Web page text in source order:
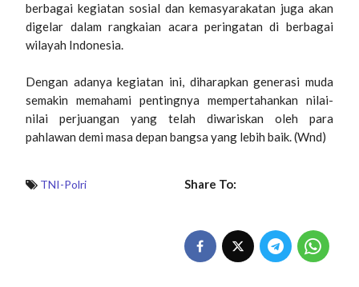
berbagai kegiatan sosial dan kemasyarakatan juga akan
digelar dalam rangkaian acara peringatan di berbagai
wilayah Indonesia.
Dengan adanya kegiatan ini, diharapkan generasi muda
semakin memahami pentingnya mempertahankan nilai-
nilai perjuangan yang telah diwariskan oleh para
pahlawan demi masa depan bangsa yang lebih baik. (Wnd)
TNI-Polri Share To: